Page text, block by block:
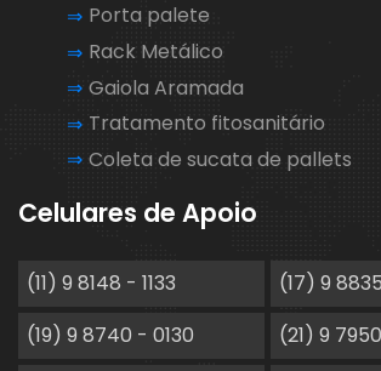
Porta palete
Rack Metálico
Gaiola Aramada
Tratamento fitosanitário
Coleta de sucata de pallets
Celulares de Apoio
(11) 9 8148 - 1133
(17) 9
(19) 9 8740 - 0130
(21) 9